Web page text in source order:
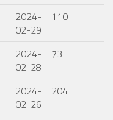
2024-
02-29
110
2024-
02-28
73
2024-
02-26
204